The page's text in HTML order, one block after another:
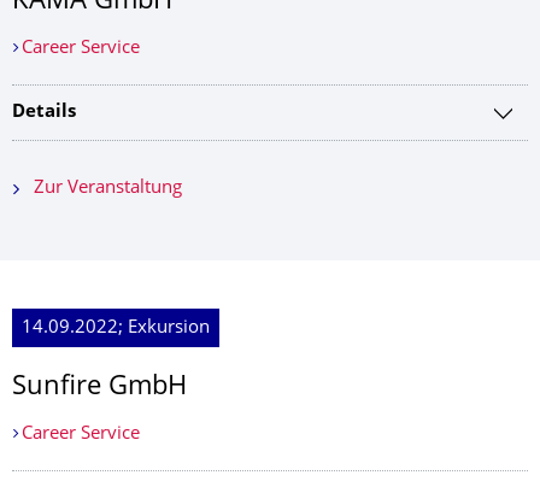
Career Service
Details
Zur Veranstaltung
14.09.2022; Exkursion
Sunfire GmbH
Career Service